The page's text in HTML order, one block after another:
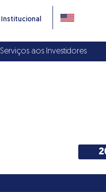
Institucional
Serviços aos Investidores